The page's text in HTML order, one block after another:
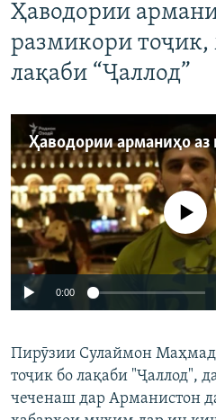
Ҳаводории
размикори
лақаби “Ҷаллод”
Auto 240p
Феълан кор
0:00
Пирӯзии Сулаймон
тоҷик бо лақаби "Ҷаллод",
чеченаш дар Арманистон